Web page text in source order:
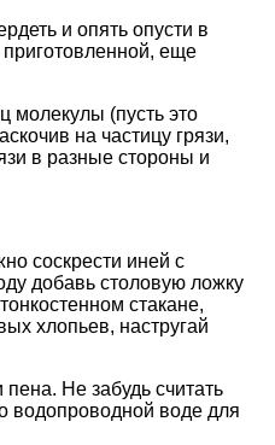
и опять опусти в
еще
молекулы (пусть это
на частицу грязи,
в разные стороны и
соскрести иней с
добавь столовую ложку
стакане,
хлопьев, настругай
Не забудь считать
водопроводной воде для